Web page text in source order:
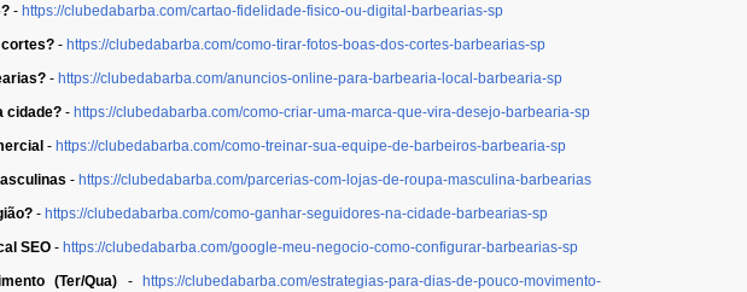
- https://clubedabarba.com/cartao-fidelidade-fisico-ou-digital-barbearias-sp
- https://clubedabarba.com/como-tirar-fotos-boas-dos-cortes-barbearias-sp
- https://clubedabarba.com/anuncios-online-para-barbearia-local-barbearia-sp
cidade? - https://clubedabarba.com/como-criar-uma-marca-que-vira-desejo-barbearia-sp
- https://clubedabarba.com/como-treinar-sua-equipe-de-barbeiros-barbearia-sp
- https://clubedabarba.com/parcerias-com-lojas-de-roupa-masculina-barbearias
- https://clubedabarba.com/como-ganhar-seguidores-na-cidade-barbearias-sp
SEO - https://clubedabarba.com/google-meu-negocio-como-configurar-barbearias-sp
(Ter/Qua) -https://clubedabarba.com/estrategias-para-dias-de-pouco-movimento-